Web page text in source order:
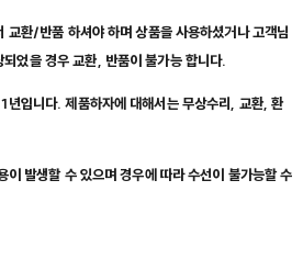
교환/반품 하셔야 하며 상품을 사용하셨거나 고객님
었을 경우 교환, 반품이 불가능 합니다.
년입니다. 제품하자에 대해서는 무상수리, 교환, 환
이 발생할 수 있으며 경우에 따라 수선이 불가능할 수